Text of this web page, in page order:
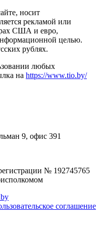
носит
рекламой или
США и евро,
целью.
рублях.
любых
на https://www.tio.by/
9, офис 391
№ 192745765
соглашение